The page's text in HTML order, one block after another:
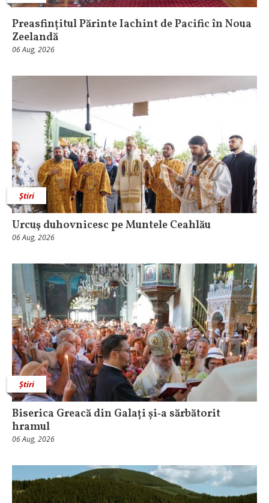
Preasfințitul Părinte Iachint de Pacific în Noua
Zeelandă
06 Aug, 2026
Știri
Urcuş duhovnicesc pe Muntele Ceahlău
06 Aug, 2026
Știri
Biserica Greacă din Galați și‑a sărbătorit
hramul
06 Aug, 2026